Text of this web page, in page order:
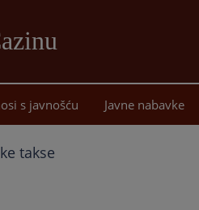
sadržaj
s javnošću Javne nabavke
takse